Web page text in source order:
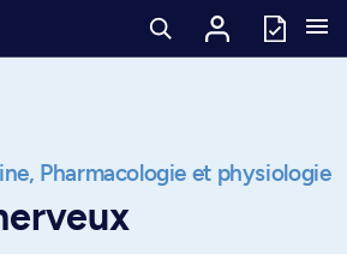
Pharmacologie et physiologie